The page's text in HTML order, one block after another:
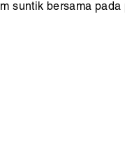
suntik bersama